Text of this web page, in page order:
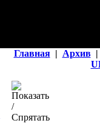
Главная | Архив |